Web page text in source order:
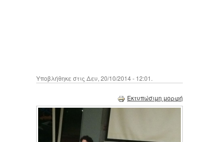
Υποβλήθηκε στις Δευ, 20/10/2014 - 12:01.
Εκτυπώσιμη μορφή